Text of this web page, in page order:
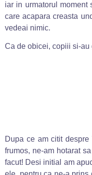
iar in urmatorul moment
care acapara creasta
vedeai nimic.
Ca de obicei, copiii si-
Dupa ce am citit despre
frumos, ne-am hotarat
facut! Desi initial am